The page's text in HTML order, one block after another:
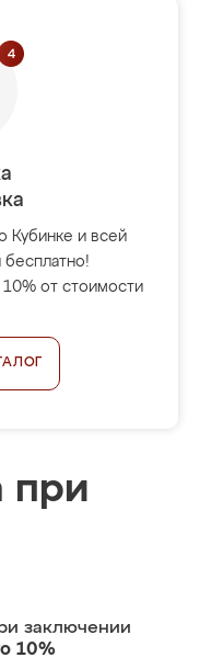
Кубинке и всей
бесплатно!
от стоимости
при
заключении
10%